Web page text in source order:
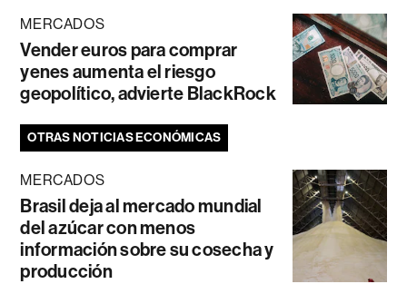
MERCADOS
Vender euros para comprar
yenes aumenta el riesgo
geopolítico, advierte BlackRock
OTRAS NOTICIAS ECONÓMICAS
MERCADOS
Brasil deja al mercado mundial
del azúcar con menos
información sobre su cosecha y
producción